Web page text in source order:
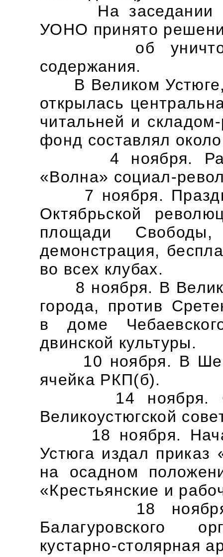
На заседании
УОНО принято
об
содержания.
В Великом Устюге,
открылась
читальней и
фонд составлял
4 ноября.
«Волна» социал-
7 ноября.
Октябрьской
площади
демонстрация,
во всех клубах.
8 ноября. В
города, против
в доме
двинской культуры.
10 ноября. В
ячейка РКП(б).
14 ноября.
Великоустюгской
18 ноября.
Устюга издал приказ
на осадном
«Крестьянские и
18 ноября.
Балагуровского
кустарно-столярная